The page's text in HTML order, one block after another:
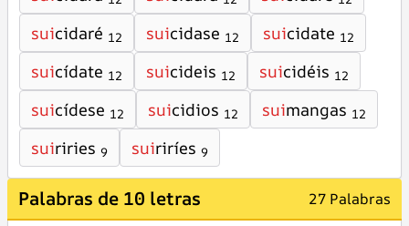
suicidaré 12 suicidase 12 suicidate 12
suicídate 12 suicideis 12 suicidéis 12
suicídese 12 suicidios 12 suimangas 12
suiriries 9 suiriríes 9
Palabras de 10 letras 27 Palabras